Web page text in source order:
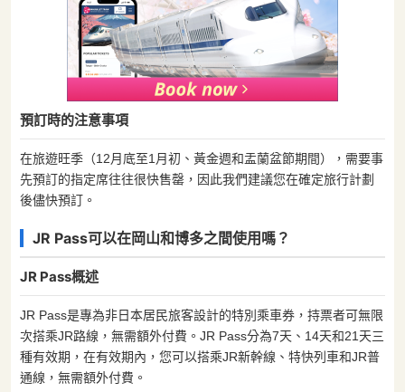
預訂時的注意事項
在旅遊旺季（12月底至1月初、黃金週和盂蘭盆節期間），需要事
先預訂的指定席往往很快售罄，因此我們建議您在確定旅行計劃
後儘快預訂。
JR Pass可以在岡山和博多之間使用嗎？
JR Pass概述
JR Pass是專為非日本居民旅客設計的特別乘車券，持票者可無限
次搭乘JR路線，無需額外付費。JR Pass分為7天、14天和21天三
種有效期，在有效期內，您可以搭乘JR新幹線、特快列車和JR普
通線，無需額外付費。